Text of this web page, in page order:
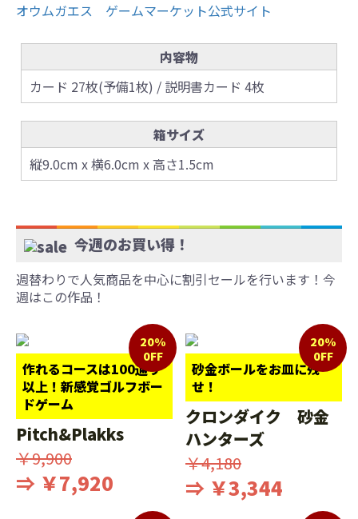
オウムガエス ゲームマーケット公式サイト
内容物
カード 27枚(予備1枚) / 説明書カード 4枚
箱サイズ
縦9.0cm x 横6.0cm x 高さ1.5cm
今週のお買い得！
週替わりで人気商品を中心に割引セールを行います！今
週はこの作品！
作れるコースは100通り
以上！新感覚ゴルフボー
ドゲーム
20%
0FF
Pitch&Plakks
￥9,900
⇒ ￥7,920
砂金ボールをお皿に残
せ！
20%
0FF
クロンダイク 砂金
ハンターズ
￥4,180
⇒ ￥3,344